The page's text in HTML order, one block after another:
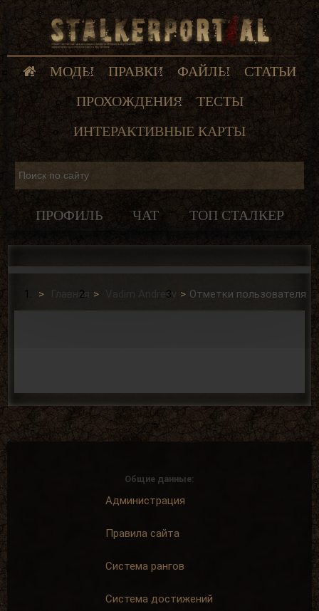
МОДЫ ПРАВКИ ФАЙЛЫ
СТАТЬИ
ПРОХОЖДЕНИЯ
ТЕСТЫ
ИНТЕРАКТИВНЫЕ КАРТЫ
ПРОФИЛЬ ЧАТ ТОП СТАЛКЕР
Главная Vadim Andreev Отметки пользователя
Общие данные:
Администрация
Правила сайта
Система рангов
Система достижений